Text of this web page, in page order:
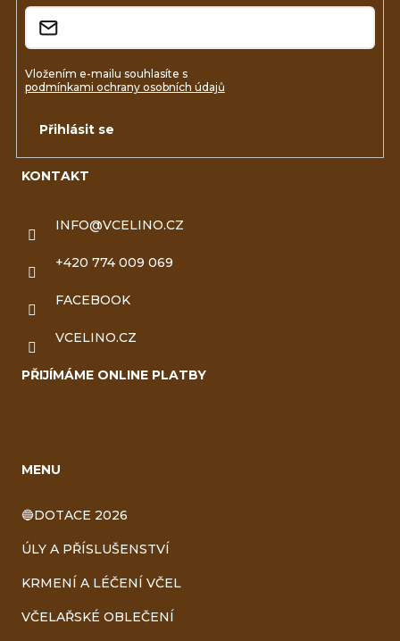
KONTAKT
INFO@VCELINO.CZ
+420 774 009 069
FACEBOOK
VCELINO.CZ
PŘIJÍMÁME ONLINE PLATBY
MENU
🔵DOTACE 2026
ÚLY A PŘÍSLUŠENSTVÍ
KRMENÍ A LÉČENÍ VČEL
VČELAŘSKÉ OBLEČENÍ
Vložením e-mailu souhlasíte s
podmínkami ochrany osobních údajů
Přihlásit se